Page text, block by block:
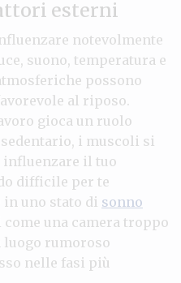
esterni
notevolmente
suono, temperatura e
possono
al riposo.
gioca un ruolo
i muscoli si
influenzare il tuo
difficile per te
uno stato di sonno
una camera troppo
rumoroso
nelle fasi più